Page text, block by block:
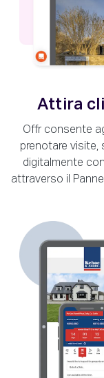
Attira
Offr consente
prenotare visite,
digitalmente
attraverso il